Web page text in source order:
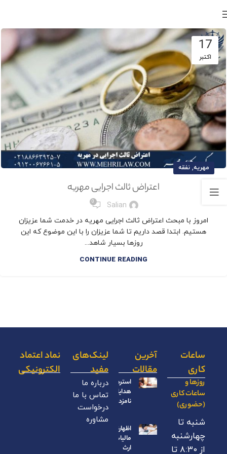
17
اکتبر
مهریه, نفقه
اعتراض ثالث اجرایی مهریه
Salian
0
امروز با مبحث اعتراض ثالث اجرایی مهریه در خدمت شما عزیزان
هستیم. ابتدا قصد داریم تا شما عزیزان را با این موضوع که این
روزها بسیار شاهد...
CONTINUE READING
ساعات
کاری
روزها و
ساعات کاری
(حضوری)
شنبه تا
چهارشنبه
از ۸:۳۰ تا
آخرین
مقالات
استرداد
هدایای
نامزدی
اظهارنامه
مالیات بر
ارث
لینک‌های
مفید
درباره ما
تماس با ما
درخواست
مشاوره
نماد اعتماد
الکترونیکی